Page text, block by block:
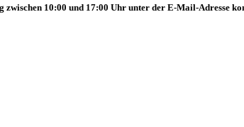
10:00 und 17:00 Uhr unter der E-Mail-Adresse